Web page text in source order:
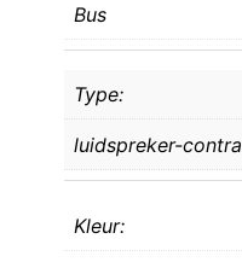
Bus
Type:
luidspreker-contra
Kleur: